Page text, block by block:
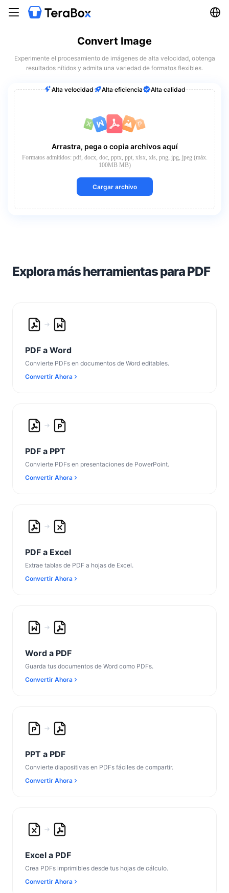
Convert Image
Experimente el procesamiento de imágenes de alta velocidad, obtenga
resultados nítidos y admita una variedad de formatos flexibles.
Alta velocidad Alta eficiencia Alta calidad
Arrastra, pega o copia archivos aquí
Formatos admitidos: pdf, docx, doc, pptx, ppt, xlsx, xls, png, jpg, jpeg (máx.
100MB MB)
Cargar archivo
Explora más herramientas para PDF
PDF a Word
Convierte PDFs en documentos de Word editables.
Convertir Ahora
PDF a PPT
Convierte PDFs en presentaciones de PowerPoint.
Convertir Ahora
PDF a Excel
Extrae tablas de PDF a hojas de Excel.
Convertir Ahora
Word a PDF
Guarda tus documentos de Word como PDFs.
Convertir Ahora
PPT a PDF
Convierte diapositivas en PDFs fáciles de compartir.
Convertir Ahora
Excel a PDF
Crea PDFs imprimibles desde tus hojas de cálculo.
Convertir Ahora